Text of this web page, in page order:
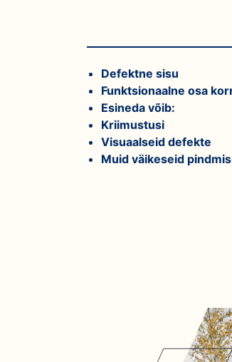
Defektne sisu
Funktsionaalne osa
Esineda võib:
Kriimustusi
Visuaalseid defekte
Muid väikeseid